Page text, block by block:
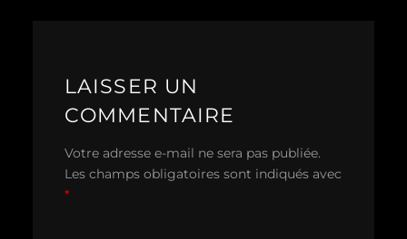
LAISSER UN
COMMENTAIRE
Votre adresse e-mail ne sera pas publiée.
Les champs obligatoires sont indiqués avec
*